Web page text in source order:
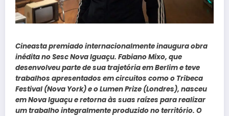
Cineasta premiado internacionalmente inaugura obra
inédita no Sesc Nova Iguaçu. Fabiano Mixo, que
desenvolveu parte de sua trajetória em Berlim e teve
trabalhos apresentados em circuitos como o Tribeca
Festival (Nova York) e o Lumen Prize (Londres), nasceu
em Nova Iguaçu e retorna às suas raízes para realizar
um trabalho integralmente produzido no território. O